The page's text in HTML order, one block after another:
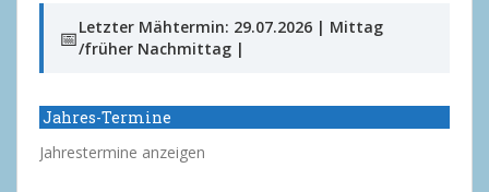
📅Letzter Mähtermin: 29.07.2026 | Mittag
/früher Nachmittag |
Jahres-Termine
Jahrestermine anzeigen